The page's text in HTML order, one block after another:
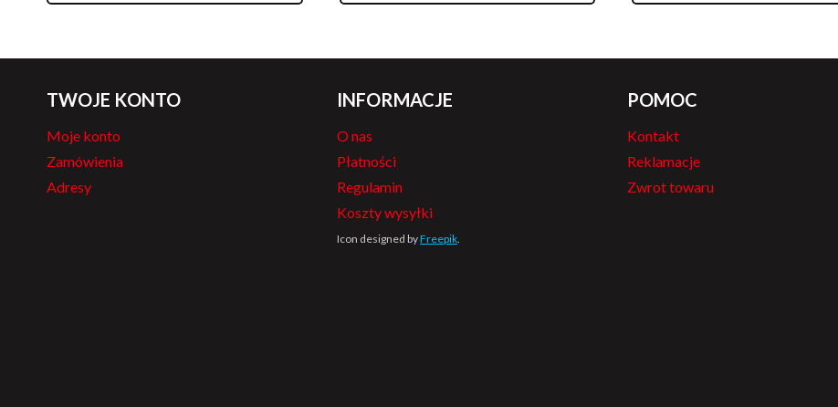
TWOJE KONTO
Moje konto
Zamówienia
Adresy
INFORMACJE
O nas
Płatności
Regulamin
Koszty wysyłki
Icon designed byFreepik
POMOC
Kontakt
Reklamacje
Zwrot towaru